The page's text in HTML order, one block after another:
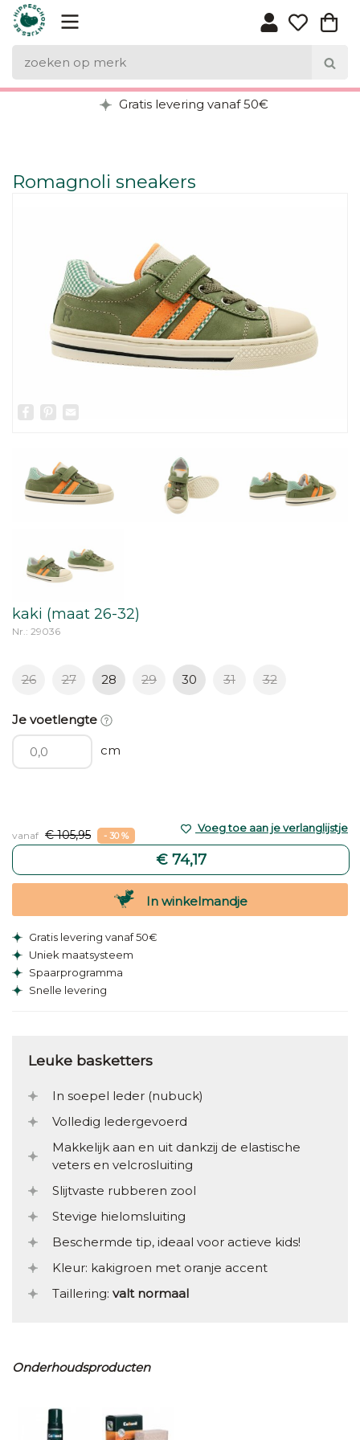
Gratis levering vanaf 50€
Romagnoli sneakers
Facebook
Pinterest
kaki (maat 26-32)
Nr.: 29036
26 27 28 29 30 31 32
Je voetlengte
cm
vanaf € 105,95 - 30 %
€ 74,17
Voeg toe aan je verlanglijstje
In winkelmandje
Gratis levering vanaf 50€
Uniek maatsysteem
Spaarprogramma
Snelle levering
Leuke basketters
In soepel leder (nubuck)
Volledig ledergevoerd
Makkelijk aan en uit dankzij de elastische
veters en velcrosluiting
Slijtvaste rubberen zool
Stevige hielomsluiting
Beschermde tip, ideaal voor actieve kids!
Kleur: kakigroen met oranje accent
Taillering: valt normaal
Onderhoudsproducten